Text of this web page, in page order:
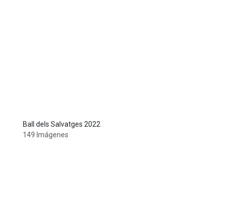
Ball dels Salvatges 2022
149 Imágenes